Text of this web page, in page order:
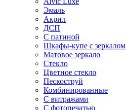
Эмаль
Акрил
ДСП
С патиной
Шкафы-купе с зеркалом
Матовое зеркало
Стекло
Цветное стекло
Пескоструй
Комбинированные
С витражами
С фотопечатью